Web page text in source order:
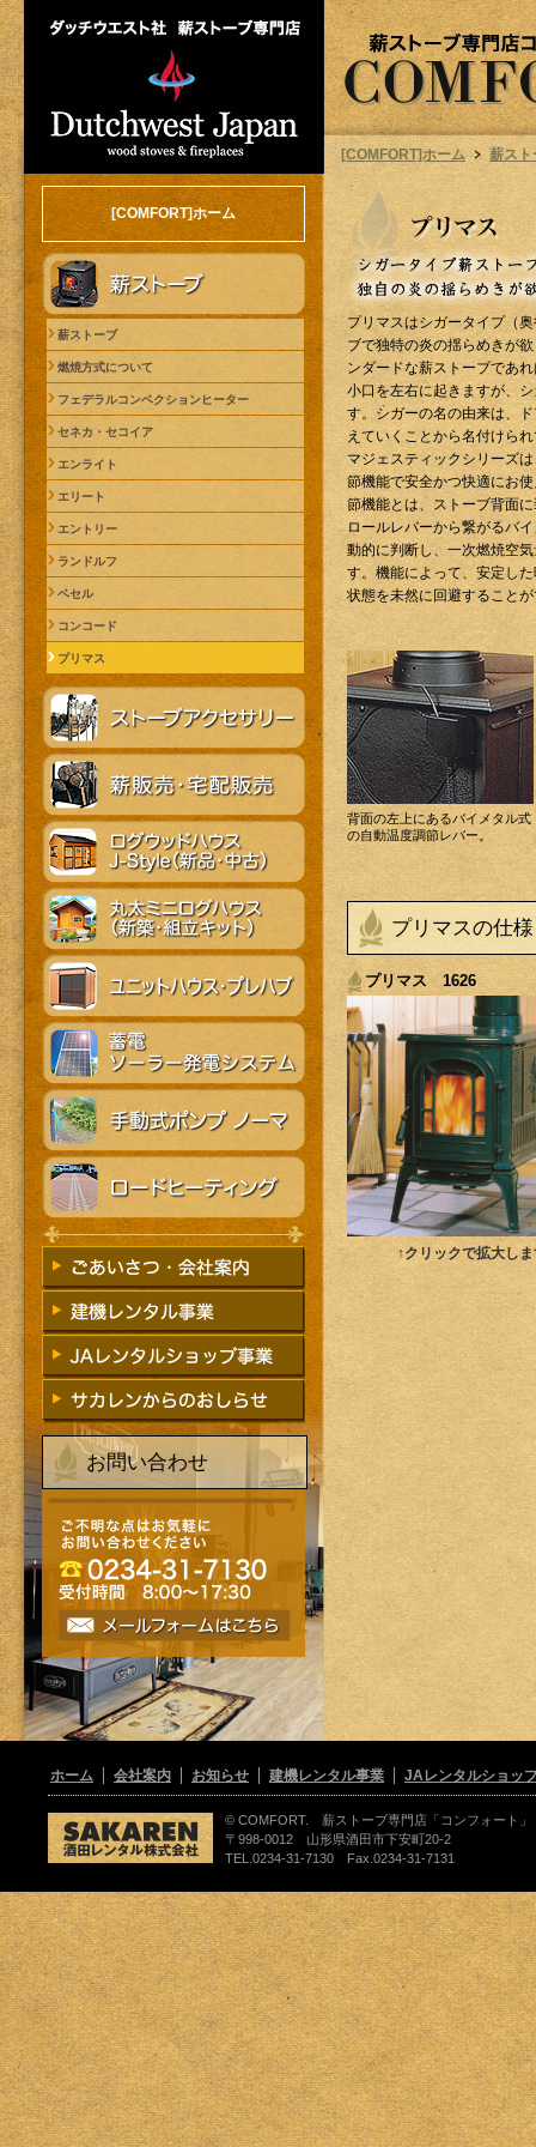
[COMFORT]ホーム 薪スト
[COMFORT]ホーム
薪ストーブ
燃焼方式について
フェデラルコンベクションヒーター
セネカ・セコイア
エンライト
エリート
エントリー
ランドルフ
ベセル
コンコード
プリマス
お問い合わせ
プリマスはシガータイプ（
ブで独特の炎の揺らめきが
ンダードな薪ストーブであ
小口を左右に起きますが、
す。シガーの名の由来は、
えていくことから名付けら
マジェスティックシリーズ
節機能で安全かつ快適にお
節機能とは、ストーブ背面
ロールレバーから繋がるバ
動的に判断し、一次燃焼空
す。機能によって、安定し
状態を未然に回避すること
背面の左上にあるバイメタル式
の自動温度調節レバー。
プリマスの仕様
プリマス 1626
↑クリックで拡大し
ホーム 会社案内 お知らせ 建機レンタル事業 JAレンタルショッ
© COMFORT. 薪ストーブ専門店「コンフォート」
〒998-0012 山形県酒田市下安町20-2
TEL.0234-31-7130 Fax.0234-31-7131